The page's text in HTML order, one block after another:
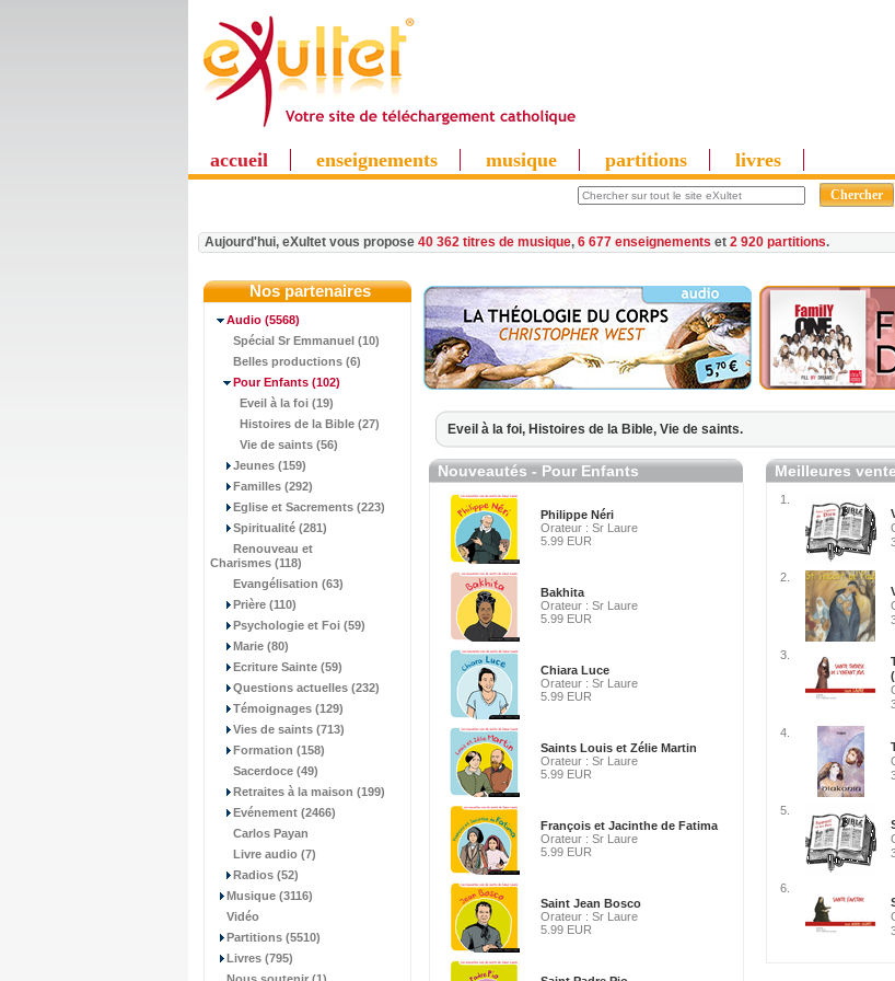
accueil enseignements musique partitions livres
Aujourd'hui, eXultet vous propose 40 362 titres de musique, 6 677 enseignements et 2 920 partitions
Nos partenaires
Audio (5568)
Spécial Sr Emmanuel (10)
Belles productions (6)
Pour Enfants (102)
Eveil à la foi (19)
Histoires de la Bible (27)
Vie de saints (56)
Jeunes (159)
Familles (292)
Eglise et Sacrements (223)
Spiritualité (281)
Renouveau et
Charismes (118)
Evangélisation (63)
Prière (110)
Psychologie et Foi (59)
Marie (80)
Ecriture Sainte (59)
Questions actuelles (232)
Témoignages (129)
Vies de saints (713)
Formation (158)
Sacerdoce (49)
Retraites à la maison (199)
Evénement (2466)
Carlos Payan
Livre audio (7)
Radios (52)
Musique (3116)
Vidéo
Partitions (5510)
Livres (795)
Eveil à la foi, Histoires de la Bible, Vie de saints.
Nouveautés - Pour Enfants
Philippe Néri
Orateur : Sr Laure
5.99 EUR
Bakhita
Orateur : Sr Laure
5.99 EUR
Chiara Luce
Orateur : Sr Laure
5.99 EUR
Saints Louis et Zélie Martin
Orateur : Sr Laure
5.99 EUR
François et Jacinthe de Fatima
Orateur : Sr Laure
5.99 EUR
Saint Jean Bosco
Orateur : Sr Laure
5.99 EUR
Meilleures
1.
2.
3.
4.
5.
6.